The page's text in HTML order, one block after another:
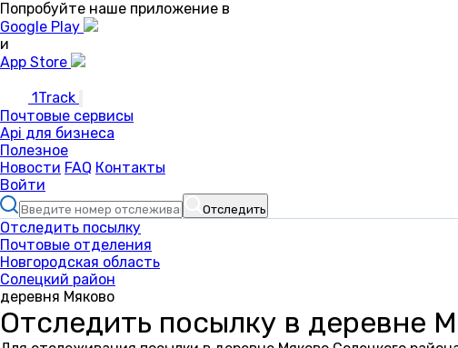
Попробуйте наше приложение в
Google Play
и
App Store
1Track
Почтовые сервисы
Api для бизнеса
Полезное
Новости FAQ Контакты
Войти
Отследить
Отследить посылку
Почтовые отделения
Новгородская область
Солецкий район
деревня Мяково
Отследить посылку в деревне